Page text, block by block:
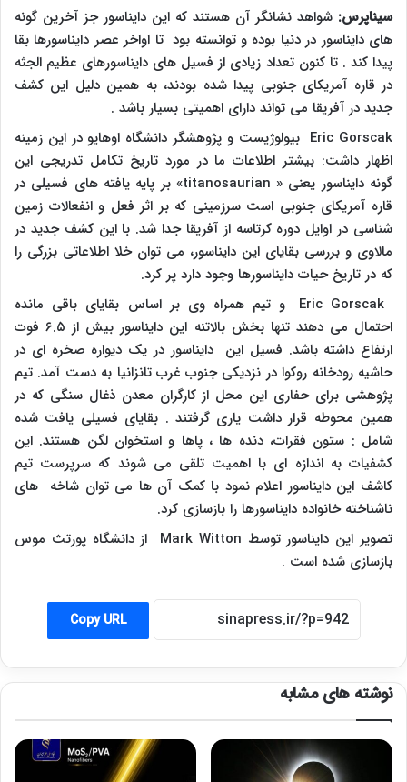
سیناپرس: شواهد نشانگر آن هستند که این دایناسور جز آخرین گونه
های دایناسور در دنیا بوده و توانسته بود تا اواخر عصر دایناسورها بقا
پیدا کند . تا کنون تعداد زیادی از فسیل های دایناسورهای عظیم الجثه
در قاره آمریکای جنوبی پیدا شده بودند، به همین دلیل این کشف
جدید در آفریقا می تواند دارای اهمیتی بسیار باشد .
Eric Gorscak بیولوژیست و پژوهشگر دانشگاه اوهایو در این زمینه
اظهار داشت: بیشتر اطلاعات ما در مورد تاریخ تکامل تدریجی این
گونه دایناسور یعنی « titanosaurian» بر پایه یافته های فسیلی در
قاره آمریکای جنوبی است سرزمینی که بر اثر فعل و انفعالات زمین
شناسی در اوایل دوره کرتاسه از آفریقا جدا شد. با این کشف جدید در
مالاوی و بررسی بقایای این دایناسور، می توان خلا اطلاعاتی بزرگی را
که در تاریخ حیات دایناسورها وجود دارد پر کرد.
Eric Gorscak و تیم همراه وی بر اساس بقایای باقی مانده
احتمال می دهند تنها بخش بالاتنه این دایناسور بیش از ۶.۵ فوت
ارتفاع داشته باشد. فسیل این دایناسور در یک دیواره صخره ای در
حاشیه رودخانه روکوا در نزدیکی جنوب غرب تانزانیا به دست آمد. تیم
پژوهشی برای حفاری این محل از کارگران معدن ذغال سنگی که در
همین محوطه قرار داشت یاری گرفتند . بقایای فسیلی یافت شده
شامل : ستون فقرات، دنده ها ، پاها و استخوان لگن هستند. این
کشفیات به اندازه ای با اهمیت تلقی می شوند که سرپرست تیم
کاشف این دایناسور اعلام نمود با کمک آن ها می توان شاخه های
ناشناخته خانواده دایناسورها را بازسازی کرد.
تصویر این دایناسور توسط Mark Witton از دانشگاه پورتث موس
بازسازی شده است .
Copy URL
نوشته های مشابه